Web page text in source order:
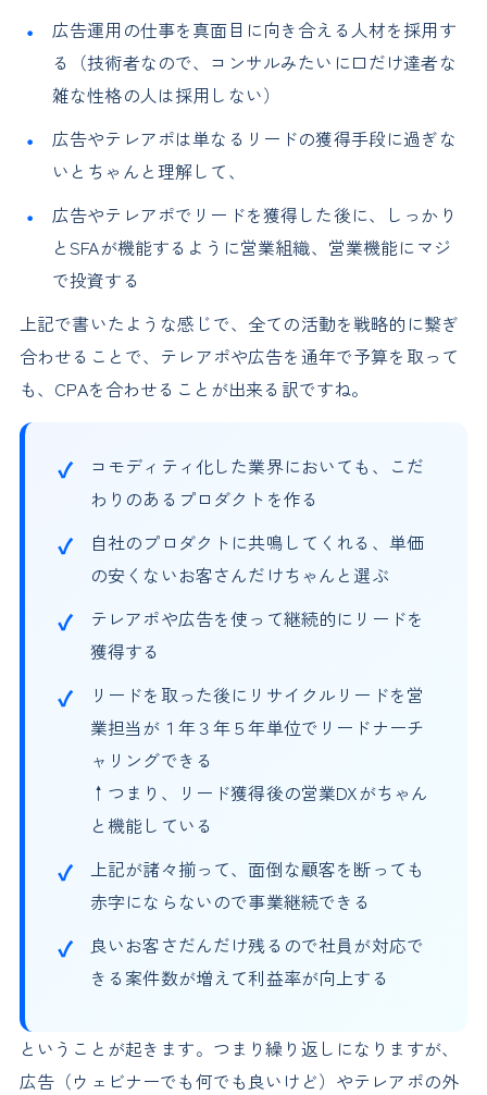
広告運用の仕事を真面目に向き合える人材を採用す
る（技術者なので、コンサルみたいに口だけ達者な
雑な性格の人は採用しない）
広告やテレアポは単なるリードの獲得手段に過ぎな
いとちゃんと理解して、
広告やテレアポでリードを獲得した後に、しっかり
とSFAが機能するように営業組織、営業機能にマジ
で投資する
上記で書いたような感じで、全ての活動を戦略的に繋ぎ
合わせることで、テレアポや広告を通年で予算を取って
も、CPAを合わせることが出来る訳ですね。
コモディティ化した業界においても、こだ
わりのあるプロダクトを作る
自社のプロダクトに共鳴してくれる、単価
の安くないお客さんだけちゃんと選ぶ
テレアポや広告を使って継続的にリードを
獲得する
リードを取った後にリサイクルリードを営
業担当が１年３年５年単位でリードナーチ
ャリングできる
↑つまり、リード獲得後の営業DXがちゃん
と機能している
上記が諸々揃って、面倒な顧客を断っても
赤字にならないので事業継続できる
良いお客さだんだけ残るので社員が対応で
きる案件数が増えて利益率が向上する
ということが起きます。つまり繰り返しになりますが、
広告（ウェビナーでも何でも良いけど）やテレアポの外